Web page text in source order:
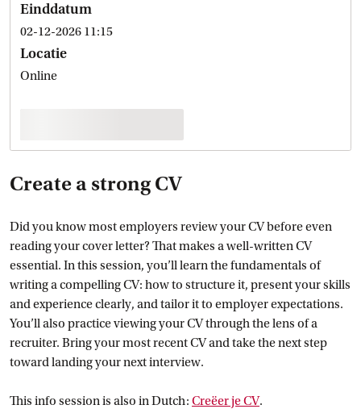
Einddatum
02-12-2026 11:15
Locatie
Online
Create a strong CV
Did you know most employers review your CV before even
reading your cover letter? That makes a well-written CV
essential. In this session, you’ll learn the fundamentals of
writing a compelling CV: how to structure it, present your skills
and experience clearly, and tailor it to employer expectations.
You’ll also practice viewing your CV through the lens of a
recruiter. Bring your most recent CV and take the next step
toward landing your next interview.
This info session is also in Dutch: Creëer je CV.